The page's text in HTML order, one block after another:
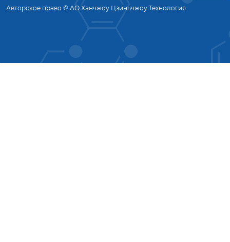
Авторское право © АО Ханчжоу Цзиньчжоу Технология